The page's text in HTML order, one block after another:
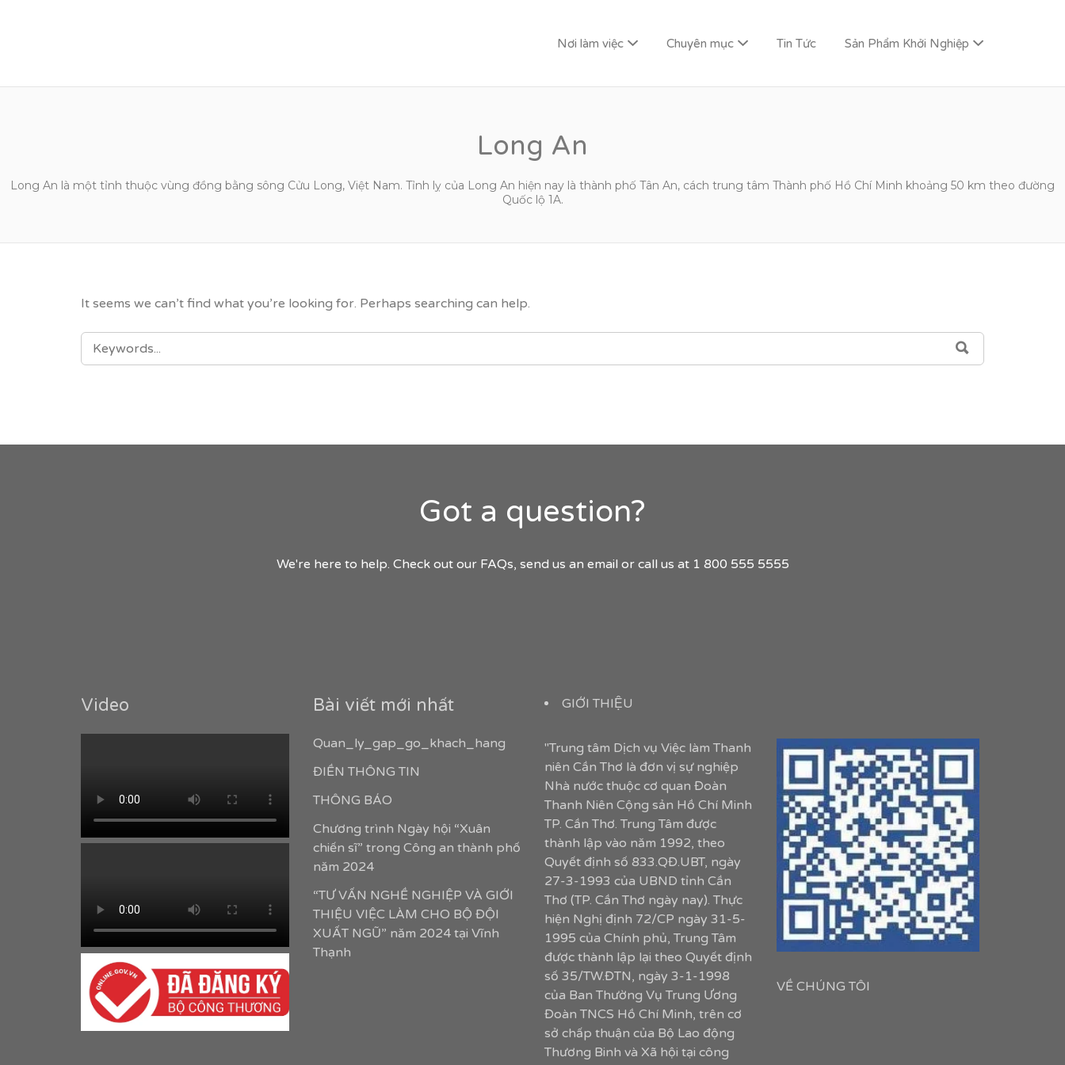
Nơi làm việc Chuyên mục Tin Tức Sản Phẩm Khởi Nghiệp
Long An
Long An là một tỉnh thuộc vùng đồng bằng sông Cửu Long, Việt Nam. Tỉnh lỵ của Long An hiện nay là thành phố Tân An, cách trung tâm Thành phố Hồ Chí Minh khoảng 50 km theo đường
Quốc lộ 1A.
It seems we can’t find what you’re looking for. Perhaps searching can help.
SEARCH
FOR:
Got a question?
We're here to help. Check out our FAQs, send us an email or call us at 1 800 555 5555
Video Bài viết mới nhất
Quan_ly_gap_go_khach_hang
ĐIỀN THÔNG TIN
THÔNG BÁO
Chương trình Ngày hội “Xuân
chiến sĩ” trong Công an thành phố
năm 2024
“TƯ VẤN NGHỀ NGHIỆP VÀ GIỚI
THIỆU VIỆC LÀM CHO BỘ ĐỘI
XUẤT NGŨ” năm 2024 tại Vĩnh
Thạnh
GIỚI THIỆU
"Trung tâm Dịch vụ Việc làm Thanh
niên Cần Thơ là đơn vị sự nghiệp
Nhà nước thuộc cơ quan Đoàn
Thanh Niên Cộng sản Hồ Chí Minh
TP. Cần Thơ. Trung Tâm được
thành lập vào năm 1992, theo
Quyết định số 833.QĐ.UBT, ngày
27-3-1993 của UBND tỉnh Cần
Thơ (TP. Cần Thơ ngày nay). Thực
hiện Nghị định 72/CP ngày 31-5-
1995 của Chính phủ, Trung Tâm
được thành lập lại theo Quyết định
số 35/TW.ĐTN, ngày 3-1-1998
của Ban Thường Vụ Trung Ương
Đoàn TNCS Hồ Chí Minh, trên cơ
sở chấp thuận của Bộ Lao động
Thương Binh và Xã hội tại công
VỀ CHÚNG TÔI